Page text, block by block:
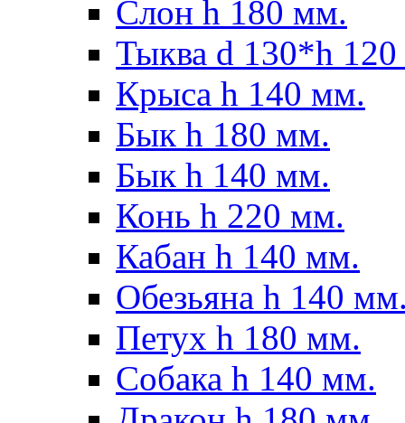
Слон h 180 мм.
Тыква d 130*h
Крыса h 140 мм.
Бык h 180 мм.
Бык h 140 мм.
Конь h 220 мм.
Кабан h 140 мм.
Обезьяна h 140
Петух h 180 мм.
Собака h 140 мм.